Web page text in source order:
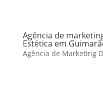
Agência de
Estética em
Agência de Marketing